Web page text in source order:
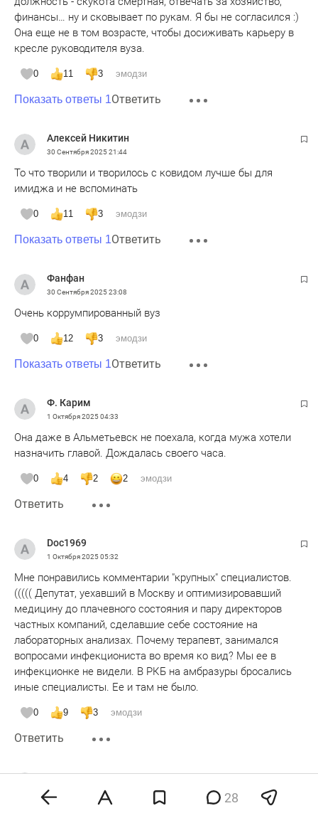
финансы… ну и сковывает по рукам. Я бы не согласился :)
Она еще не в том возрасте, чтобы досиживать карьеру в
кресле руководителя вуза.
0 11 3 эмодзи
Показать ответы 1Ответить
Алексей Никитин
30 Сентября 202521:44
То что творили и творилось с ковидом лучше бы для
имиджа и не вспоминать
0 11 3 эмодзи
Показать ответы 1Ответить
Фанфан
30 Сентября 202523:08
Очень коррумпированный вуз
0 12 3 эмодзи
Показать ответы 1Ответить
Ф. Карим
1 Октября 202504:33
Она даже в Альметьевск не поехала, когда мужа хотели
назначить главой. Дождалась своего часа.
0 4 2 2 эмодзи
Ответить
Doc1969
1 Октября 202505:32
Мне понравились комментарии "крупных" специалистов.
((((( Депутат, уехавший в Москву и оптимизировавший
медицину до плачевного состояния и пару директоров
частных компаний, сделавшие себе состояние на
лабораторных анализах. Почему терапевт, занимался
вопросами инфекциониста во время ко вид? Мы ее в
инфекционке не видели. В РКБ на амбразуры бросались
иные специалисты. Ее и там не было.
0 9 3 эмодзи
Ответить
Doc1969
1 Октября 2025 05:41 28